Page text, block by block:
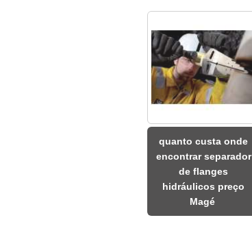
quanto custa onde
encontrar separador
de flanges
hidráulicos preço
Magé